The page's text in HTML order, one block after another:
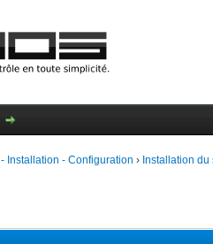
Installation - Configuration › Installation du